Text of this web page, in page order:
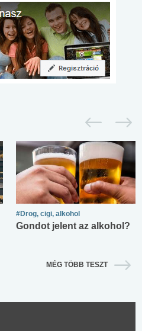
#Drog, cigi, alkohol
Gondot jelent az alkohol?
MÉG TÖBB TESZT